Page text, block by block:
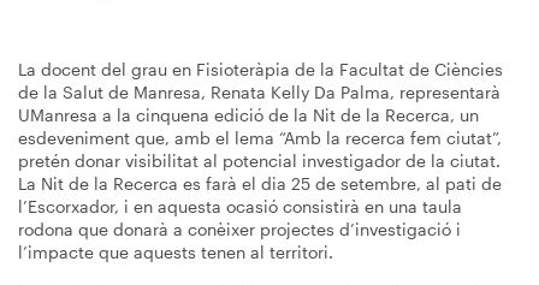
La docent del grau en Fisioteràpia de la Facultat de Ciències
de la Salut de Manresa, Renata Kelly Da Palma, representarà
UManresa a la cinquena edició de la Nit de la Recerca, un
esdeveniment que, amb el lema “Amb la recerca fem ciutat”,
pretén donar visibilitat al potencial investigador de la ciutat.
La Nit de la Recerca es farà el dia 25 de setembre, al pati de
l’Escorxador, i en aquesta ocasió consistirà en una taula
rodona que donarà a conèixer projectes d’investigació i
l’impacte que aquests tenen al territori.